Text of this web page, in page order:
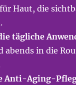
Haut, die
tägliche
abends in die
Anti-Aging-